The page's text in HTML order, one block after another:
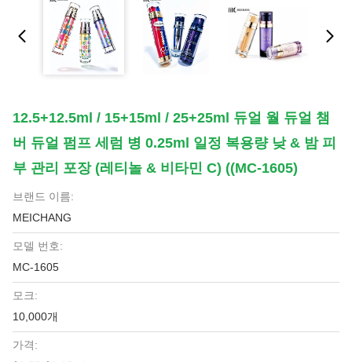
12.5+12.5ml / 15+15ml / 25+25ml 듀얼 월 듀얼 챔
버 듀얼 펌프 세럼 병 0.25ml 일정 복용량 낮 & 밤 피
부 관리 포장 (레티놀 & 비타민 C) ((MC-1605)
브랜드 이름:
MEICHANG
모델 번호:
MC-1605
모크:
10,000개
가격: